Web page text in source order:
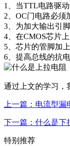
1、当TTL电路驱
2、OC门电路必
3、为加大输出引
4、在CMOS芯片
5、芯片的管脚加
6、提高总线的抗
通过上文的学习，
上一篇：电流型
下一篇：什么是下
特别推荐